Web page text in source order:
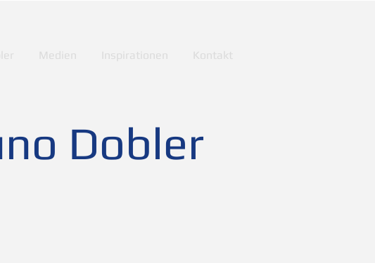
Medien Inspirationen Kontakt
Dobler